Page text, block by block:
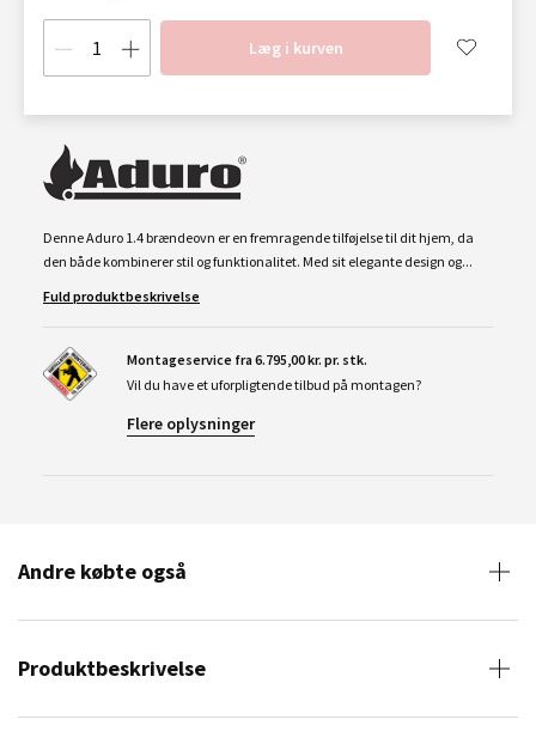
Læg i kurven
Denne Aduro 1.4 brændeovn er en fremragende tilføjelse til dit hjem, da
den både kombinerer stil og funktionalitet. Med sit elegante design og...
Fuld produktbeskrivelse
Montageservice fra 6.795,00 kr. pr. stk.
Vil du have et uforpligtende tilbud på montagen?
Flere oplysninger
Andre købte også
Produktbeskrivelse